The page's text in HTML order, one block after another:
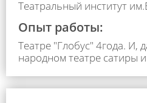
Театральный институт
Опыт работы:
Театре "Глобус" 4года. И,
народном театре сатиры